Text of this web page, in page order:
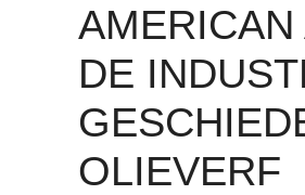
AMERICAN
DE
OLIEVERF